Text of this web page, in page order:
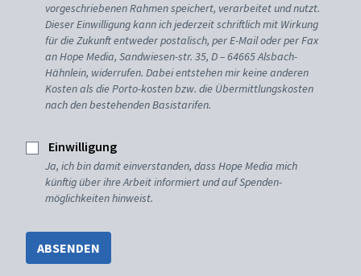
vorgeschriebenen Rahmen speichert, verarbeitet und nutzt.
Dieser Einwilligung kann ich jederzeit schriftlich mit Wirkung
für die Zukunft entweder postalisch, per E-Mail oder per Fax
an Hope Media, Sandwiesen-str. 35, D – 64665 Alsbach-
Hähnlein, widerrufen. Dabei entstehen mir keine anderen
Kosten als die Porto-kosten bzw. die Übermittlungskosten
nach den bestehenden Basistarifen.
Einwilligung
Ja, ich bin damit einverstanden, dass Hope Media mich
künftig über ihre Arbeit informiert und auf Spenden-
möglichkeiten hinweist.
ABSENDEN